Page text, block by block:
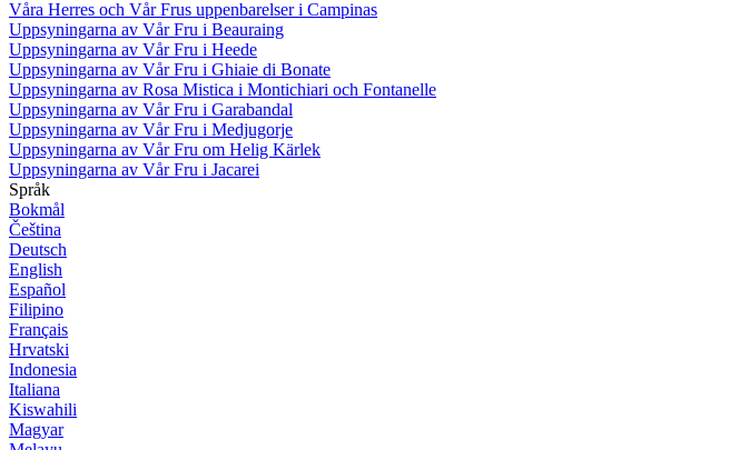
Våra Herres och Vår Frus uppenbarelser i Campinas
Uppsyningarna av Vår Fru i Beauraing
Uppsyningarna av Vår Fru i Heede
Uppsyningarna av Vår Fru i Ghiaie di Bonate
Uppsyningarna av Rosa Mistica i Montichiari och Fontanelle
Uppsyningarna av Vår Fru i Garabandal
Uppsyningarna av Vår Fru i Medjugorje
Uppsyningarna av Vår Fru om Helig Kärlek
Uppsyningarna av Vår Fru i Jacarei
Språk
Bokmål
Čeština
Deutsch
English
Español
Filipino
Français
Hrvatski
Indonesia
Italiana
Kiswahili
Magyar